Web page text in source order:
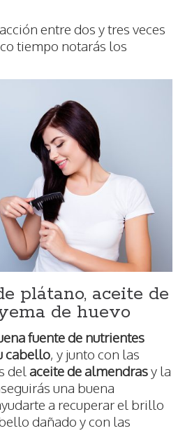
entre dos y tres veces
tiempo notarás los
plátano, aceite de
de huevo
fuente de nutrientes
cabello, y junto con las
del aceite de almendrasy la
una buena
a recuperar el brillo
dañado y con las